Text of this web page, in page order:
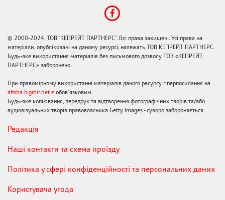
© 2000-2024, ТОВ "КЕПРЕЙТ ПАРТНЕРС". Всі права захищені. Усі права на
матеріали, опубліковані на даному ресурсі, належать ТОВ КЕПРЕЙТ ПАРТНЕРС.
Будь-яке використання матеріалів без письмового дозволу ТОВ «КЕПРЕЙТ
ПАРТНЕРС» заборонено.
При правомірному використанні матеріалів даного ресурсу гіперпосилання на
afisha.bigmir.net є обов'язковим.
Будь-яке копіювання, передрук та відтворення фотографічних творів та/або
аудіовізуальних творів правовласника Getty Images - суворо забороняється.
Редакція
Наші контакти та схема проїзду
Політика у сфері конфіденційності та персональних даних
Користувача угода